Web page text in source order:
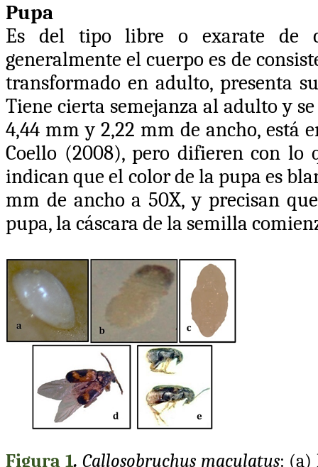
Pupa
Es del tipo libre o exarate de
generalmente el cuerpo es de
transformado en adulto, presenta
Tiene cierta semejanza al adulto y
4,44 mm y 2,22 mm de ancho, está
Coello (2008), pero difieren con lo
indican que el color de la pupa es
mm de ancho a 50X, y precisan
pupa, la cáscara de la semilla
Figura 1. Callosobruchus maculatus: (a)